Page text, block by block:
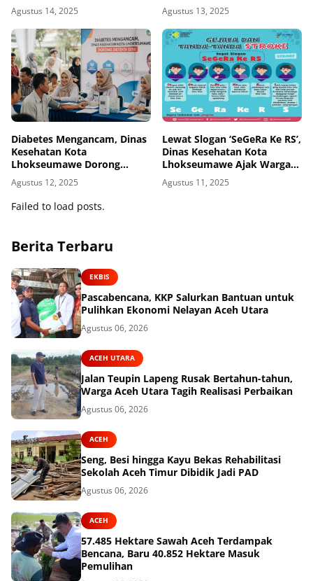
Agustus 14, 2025 CKG
Agustus 13, 2025
Diabetes Mengancam, Dinas
Kesehatan Kota
Lhokseumawe Dorong
Deteksi Dini
Agustus 12, 2025
Lewat Slogan ‘SeGeRa Ke RS’,
Dinas Kesehatan Kota
Lhokseumawe Ajak Warga
Waspada Stroke
Agustus 11, 2025
Failed to load posts.
Berita Terbaru
EKBIS
Pascabencana, KKP Salurkan Bantuan untuk
Pulihkan Ekonomi Nelayan Aceh Utara
Agustus 06, 2026
ACEH UTARA
Jalan Teupin Lapeng Rusak Bertahun-tahun,
Warga Aceh Utara Tagih Realisasi Perbaikan
Agustus 06, 2026
ACEH
Seng, Besi hingga Kayu Bekas Rehabilitasi
Sekolah Aceh Timur Dibidik Jadi PAD
Agustus 06, 2026
ACEH
57.485 Hektare Sawah Aceh Terdampak
Bencana, Baru 40.852 Hektare Masuk
Pemulihan